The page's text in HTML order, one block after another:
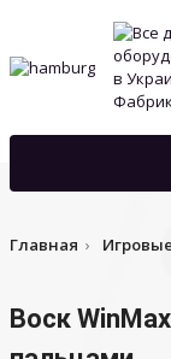
Главная
Воск